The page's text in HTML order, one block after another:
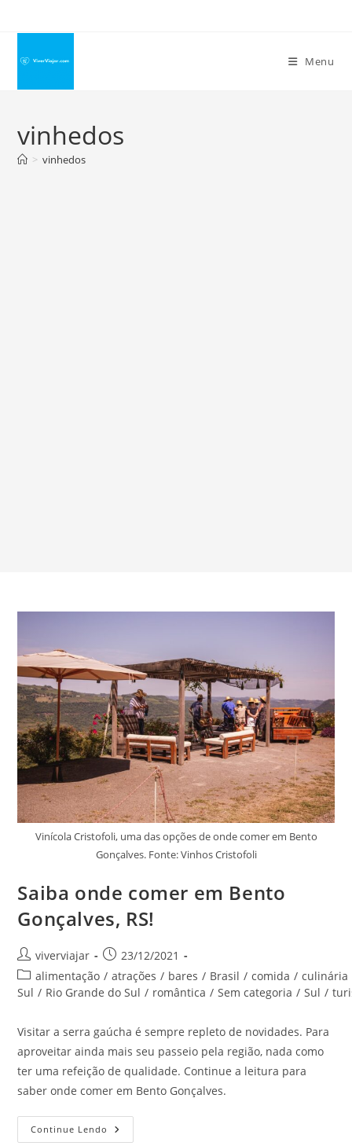
conteúdo
Menu
vinhedos
> vinhedos
Vinícola Cristofoli, uma das opções de onde comer em Bento
Gonçalves. Fonte: Vinhos Cristofoli
Saiba onde comer em Bento
Gonçalves, RS!
Autor
do
post:
viverviajar
Post
publicado:
23/12/2021
Categoria
do
alimentação / atrações / bares / Brasil / comida / culinária
Sul / Rio Grande do Sul / romântica / Sem categoria / Sul /
Visitar a serra gaúcha é sempre repleto de novidades. Para
aproveitar ainda mais seu passeio pela região, nada como
ter uma refeição de qualidade. Continue a leitura para
saber onde comer em Bento Gonçalves.
Continue Lendo Saiba
Onde